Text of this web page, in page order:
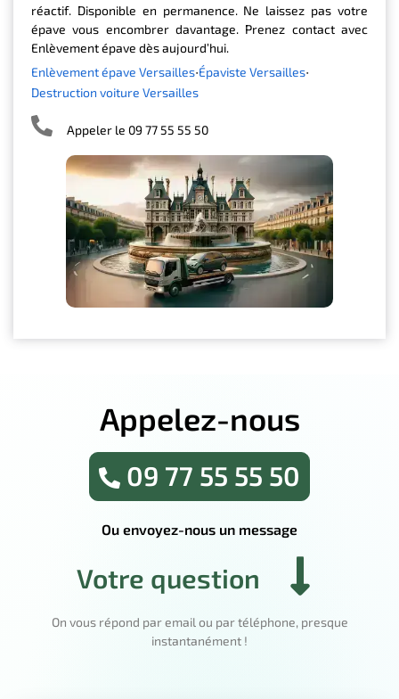
réactif. Disponible en permanence. Ne laissez pas votre
épave vous encombrer davantage. Prenez contact avec
Enlèvement épave dès aujourd’hui.
Enlèvement épave Versailles
Épaviste Versailles
Destruction voiture Versailles
Appeler le 09 77 55 55 50
Appelez-nous
09 77 55 55 50
Ou envoyez-nous un message
Votre question
On vous répond par email ou par téléphone, presque
instantanément !